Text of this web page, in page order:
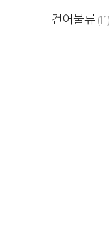
건어물류 (11)